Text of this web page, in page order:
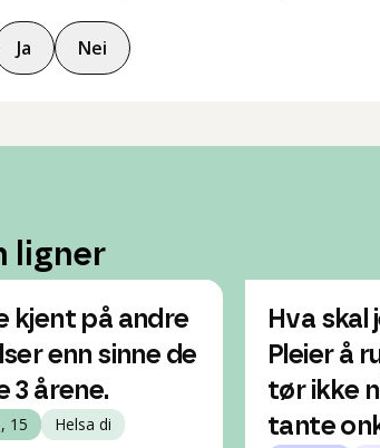
Ja Nei
ligner
kjent på andre
enn sinne de
3 årene.
15 Helsa di
Hva skal
Pleier å
tør ikke
tante